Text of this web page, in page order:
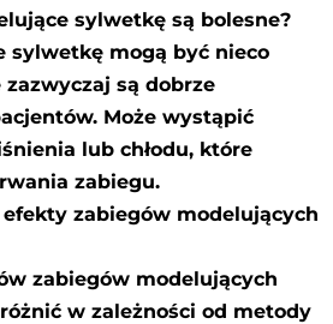
sylwetkę są bolesne?
sylwetkę mogą być nieco
są dobrze
Może wystąpić
lub chłodu, które
zabiegu.
efekty zabiegów modelujących
zabiegów modelujących
w zależności od metody